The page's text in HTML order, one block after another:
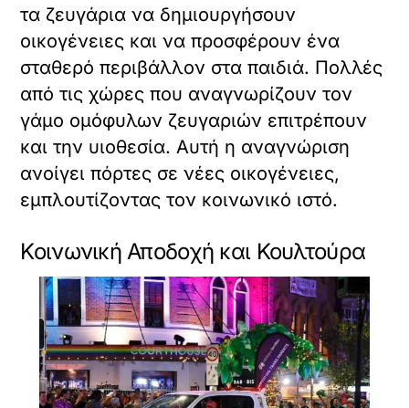
τα ζευγάρια να δημιουργήσουν
οικογένειες και να προσφέρουν ένα
σταθερό περιβάλλον στα παιδιά. Πολλές
από τις χώρες που αναγνωρίζουν τον
γάμο ομόφυλων ζευγαριών επιτρέπουν
και την υιοθεσία. Αυτή η αναγνώριση
ανοίγει πόρτες σε νέες οικογένειες,
εμπλουτίζοντας τον κοινωνικό ιστό.
Κοινωνική Αποδοχή και Κουλτούρα